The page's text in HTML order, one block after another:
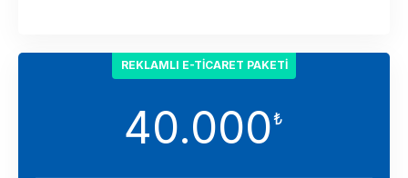
REKLAMLI E-TICARET PAKETI
40.000₺